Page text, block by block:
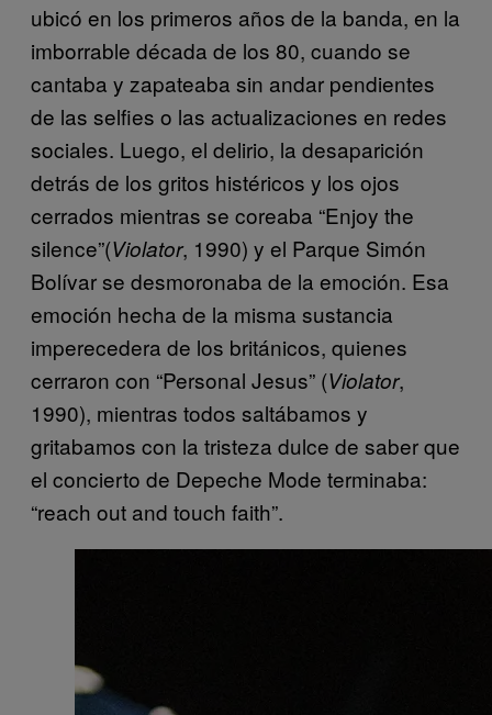
ubicó en los primeros años de la banda, en la
imborrable década de los 80, cuando se
cantaba y zapateaba sin andar pendientes
de las selfies o las actualizaciones en redes
sociales. Luego, el delirio, la desaparición
detrás de los gritos histéricos y los ojos
cerrados mientras se coreaba “Enjoy the
silence”(Violator, 1990) y el Parque Simón
Bolívar se desmoronaba de la emoción. Esa
emoción hecha de la misma sustancia
imperecedera de los británicos, quienes
cerraron con “Personal Jesus” (Violator,
1990), mientras todos saltábamos y
gritabamos con la tristeza dulce de saber que
el concierto de Depeche Mode terminaba:
“reach out and touch faith”.